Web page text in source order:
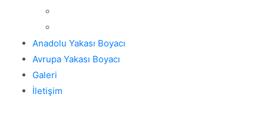
Anadolu Yakası Boyacı
Avrupa Yakası Boyacı
Galeri
İletişim